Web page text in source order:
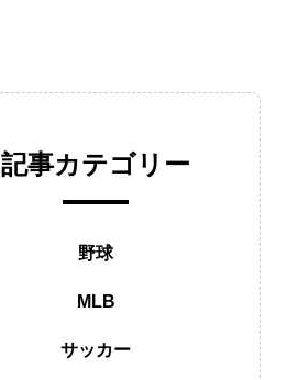
記事カテゴリー
野球
MLB
サッカー